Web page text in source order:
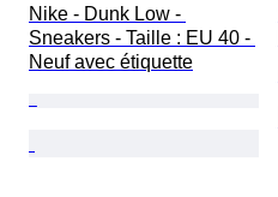
Nike - Dunk Low -
Sneakers - Taille : EU 40 -
Neuf avec étiquette